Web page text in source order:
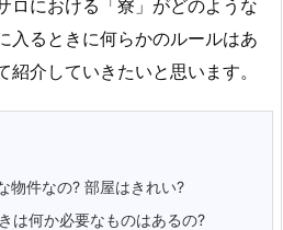
ロにおける「寮」がどのような
入るときに何らかのルールはあ
介していきたいと思います。
物件なの? 部屋はきれい?
は何か必要なものはあるの?